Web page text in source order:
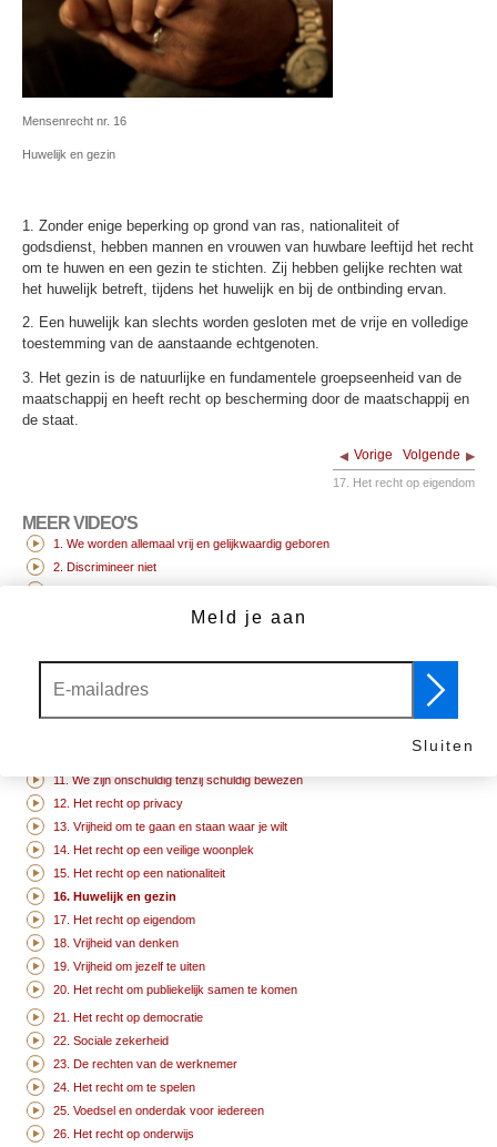
Mensenrecht nr. 16
Huwelijk en gezin
1. Zonder enige beperking op grond van ras, nationaliteit of
godsdienst, hebben mannen en vrouwen van huwbare leeftijd het recht
om te huwen en een gezin te stichten. Zij hebben gelijke rechten wat
het huwelijk betreft, tijdens het huwelijk en bij de ontbinding ervan.
2. Een huwelijk kan slechts worden gesloten met de vrije en volledige
toestemming van de aanstaande echtgenoten.
3. Het gezin is de natuurlijke en fundamentele groepseenheid van de
maatschappij en heeft recht op bescherming door de maatschappij en
de staat.
Vorige Volgende
17. Het recht op eigendom
MEER VIDEO'S
1. We worden allemaal vrij en gelijkwaardig geboren
2. Discrimineer niet
3. Het recht op leven
6. Je hebt rechten, waar je ook gaat
7. Voor de wet zijn we allen gelijk
11. We zijn onschuldig tenzij schuldig bewezen
12. Het recht op privacy
13. Vrijheid om te gaan en staan waar je wilt
14. Het recht op een veilige woonplek
15. Het recht op een nationaliteit
16. Huwelijk en gezin
17. Het recht op eigendom
18. Vrijheid van denken
19. Vrijheid om jezelf te uiten
20. Het recht om publiekelijk samen te komen
21. Het recht op democratie
22. Sociale zekerheid
23. De rechten van de werknemer
24. Het recht om te spelen
25. Voedsel en onderdak voor iedereen
26. Het recht op onderwijs
Meld je aan
Sluiten